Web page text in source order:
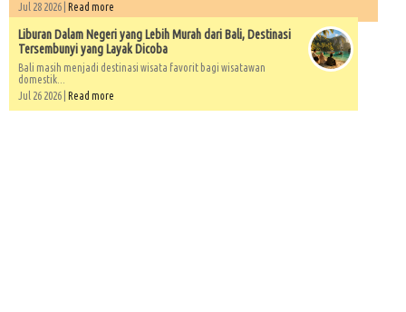
Jul 28 2026 | Read more
Liburan Dalam Negeri yang Lebih Murah dari Bali, Destinasi
Tersembunyi yang Layak Dicoba
Bali masih menjadi destinasi wisata favorit bagi wisatawan
domestik...
Jul 26 2026 | Read more